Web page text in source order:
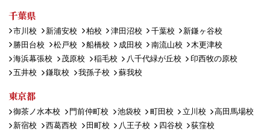
千葉県
市川校 新浦安校 柏校 津田沼校 千葉校
新鎌ヶ谷校
勝田台校
松戸校 船橋校 成田校 南流山校
木更津校
海浜幕張校
茂原校 稲毛校 八千代緑が丘校
印西牧の原校
五井校
鎌取校 我孫子校 蘇我校
東京都
御茶ノ水本校 門前仲町校 池袋校 町田校 立川校
高田馬場校
新宿校
西葛西校 田町校 八王子校 四谷校
荻窪校